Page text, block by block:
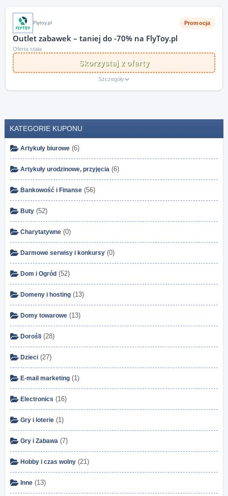
Flytoy.pl Promocja
Outlet zabawek – taniej do -70% na FlyToy.pl
Oferta stała
Skorzystaj z oferty
Szczegóły
KATEGORIE KUPONU
Artykuły biurowe (6)
Artykuły urodzinowe, przyjęcia (6)
Bankowość i Finanse (56)
Buty (52)
Charytatywne (0)
Darmowe serwisy i konkursy (0)
Dom i Ogród (52)
Domeny i hosting (13)
Domy towarowe (13)
Dorośli (28)
Dzieci (27)
E-mail marketing (1)
Electronics (16)
Gry i loterie (1)
Gry i Zabawa (7)
Hobby i czas wolny (21)
Inne (13)